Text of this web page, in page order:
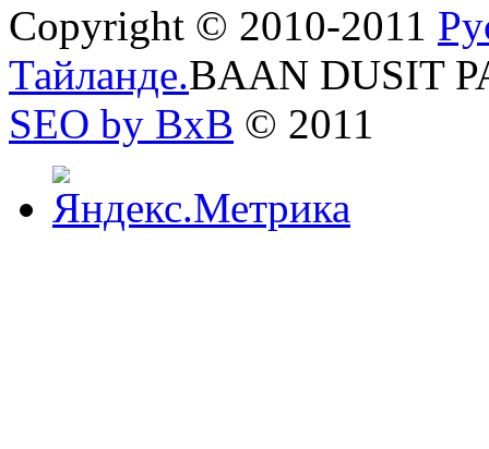
Copyright © 2010-2011
Тайланде.BAAN DUSIT
SEO by BxB © 2011